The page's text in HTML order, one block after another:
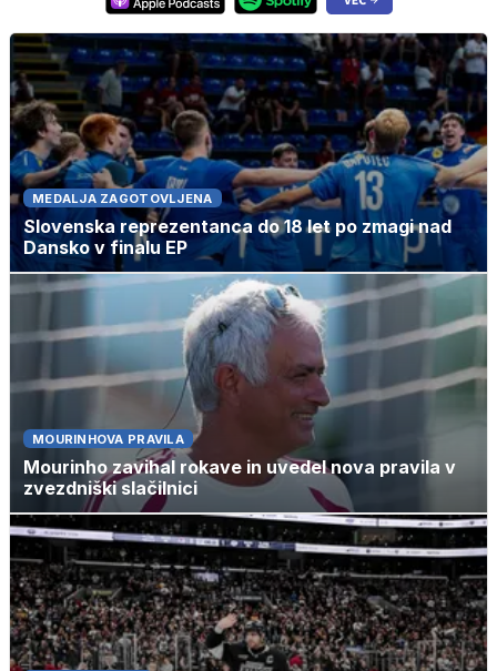
MEDALJA ZAGOTOVLJENA
Slovenska reprezentanca do 18 let po zmagi nad
Dansko v finalu EP
MOURINHOVA PRAVILA
Mourinho zavihal rokave in uvedel nova pravila v
zvezdniški slačilnici